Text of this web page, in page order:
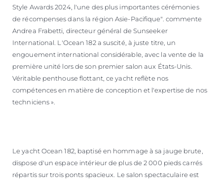
Style Awards 2024, l'une des plus importantes cérémonies
de récompenses dans la région Asie-Pacifique". commente
Andrea Frabetti, directeur général de Sunseeker
International. L'Ocean 182 a suscité, à juste titre, un
engouement international considérable, avec la vente de la
première unité lors de son premier salon aux États-Unis.
Véritable penthouse flottant, ce yacht reflète nos
compétences en matière de conception et l'expertise de nos
techniciens ».
Le yacht Ocean 182, baptisé en hommage à sa jauge brute,
dispose d'un espace intérieur de plus de 2 000 pieds carrés
répartis sur trois ponts spacieux. Le salon spectaculaire est